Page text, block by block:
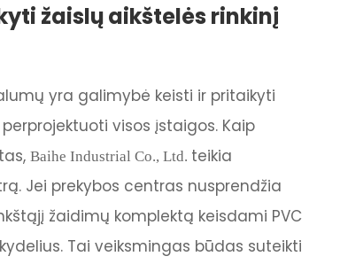
žaislų aikštelės rinkinį
yra galimybė keisti ir pritaikyti
visos įstaigos. Kaip
Baihe Industrial Co., Ltd. teikia
Jei prekybos centras nusprendžia
žaidimų komplektą keisdami PVC
Tai veiksmingas būdas suteikti